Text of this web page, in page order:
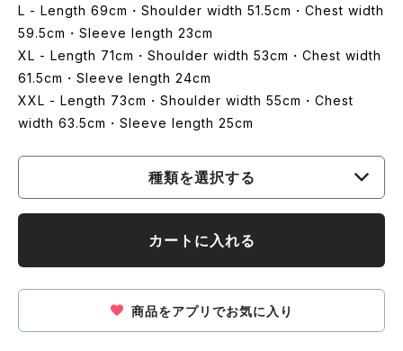
L - Length 69cm・Shoulder width 51.5cm・Chest width
59.5cm・Sleeve length 23cm
XL - Length 71cm・Shoulder width 53cm・Chest width
61.5cm・Sleeve length 24cm
XXL - Length 73cm・Shoulder width 55cm・Chest
width 63.5cm・Sleeve length 25cm
種類を選択する
カートに入れる
商品をアプリでお気に入り